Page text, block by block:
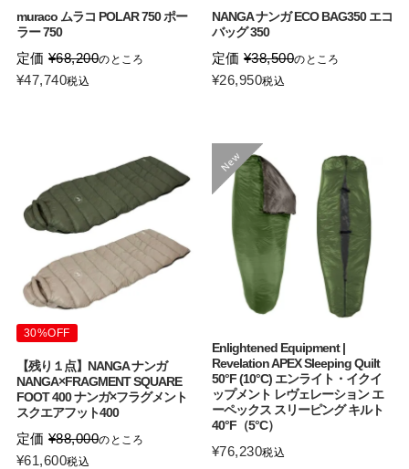
muraco ムラコ POLAR 750 ポー
ラー 750
定価 ¥68,200のところ
¥47,740税込
NANGA ナンガ ECO BAG350 エコ
バッグ 350
定価 ¥38,500のところ
¥26,950税込
30%OFF
【残り１点】NANGA ナンガ
NANGA×FRAGMENT SQUARE
FOOT 400 ナンガ×フラグメント
スクエアフット400
定価 ¥88,000のところ
¥61,600税込
Enlightened Equipment |
Revelation APEX Sleeping Quilt
50°F (10°C) エンライト・イクイ
ップメント レヴェレーション エ
ーペックス スリーピング キルト
40°F（5°C）
¥76,230税込